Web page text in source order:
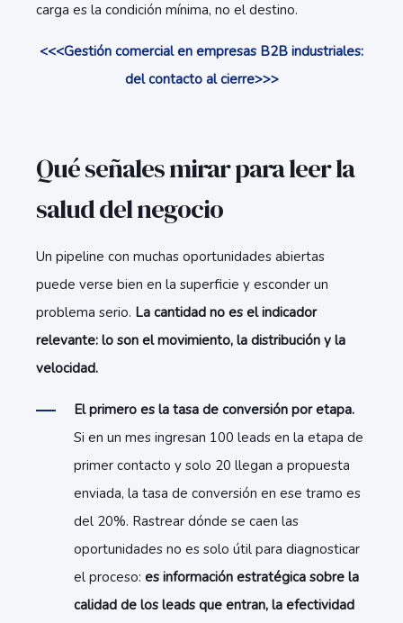
carga es la condición mínima, no el destino.
<<<Gestión comercial en empresas B2B industriales:
del contacto al cierre>>>
Qué señales mirar para leer la
salud del negocio
Un pipeline con muchas oportunidades abiertas
puede verse bien en la superficie y esconder un
problema serio. La cantidad no es el indicador
relevante: lo son el movimiento, la distribución y la
velocidad.
El primero es la tasa de conversión por etapa.
Si en un mes ingresan 100 leads en la etapa de
primer contacto y solo 20 llegan a propuesta
enviada, la tasa de conversión en ese tramo es
del 20%. Rastrear dónde se caen las
oportunidades no es solo útil para diagnosticar
el proceso: es información estratégica sobre la
calidad de los leads que entran, la efectividad